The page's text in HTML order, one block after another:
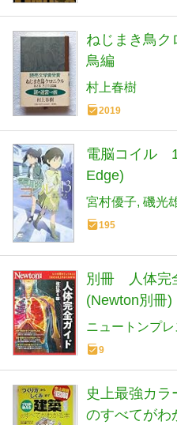
ねじまき鳥ク
鳥編
村上春樹
2019
電脳コイル
Edge)
宮村優子 磯光
195
別冊 人体完
(Newton別冊)
ニュートンプレ
9
史上最強カラ
のすべてがわ